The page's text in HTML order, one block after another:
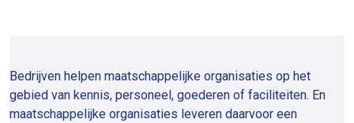
Bedrijven helpen maatschappelijke organisaties op het
gebied van kennis, personeel, goederen of faciliteiten. En
maatschappelijke organisaties leveren daarvoor een